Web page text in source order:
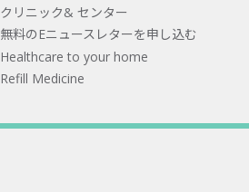
クリニック& センター
無料のEニュースレターを申し込む
Healthcare to your home
Refill Medicine